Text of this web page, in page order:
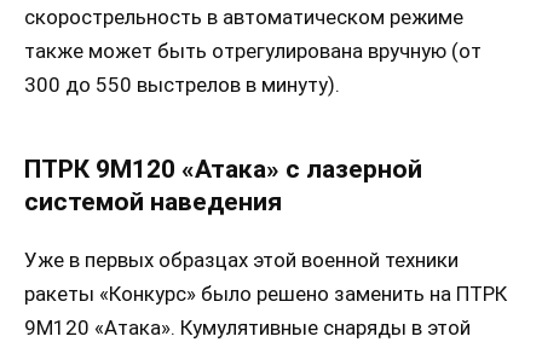
скорострельность в автоматическом режиме
также может быть отрегулирована вручную (от
300 до 550 выстрелов в минуту).
ПТРК 9М120 «Атака» с лазерной
системой наведения
Уже в первых образцах этой военной техники
ракеты «Конкурс» было решено заменить на ПТРК
9М120 «Атака». Кумулятивные снаряды в этой